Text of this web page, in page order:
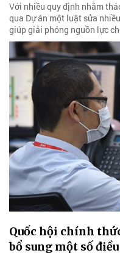
Với nhiều quy định nhằm
qua Dự án một luật sửa
giúp giải phóng nguồn lực
Quốc hội chính
bổ sung một số